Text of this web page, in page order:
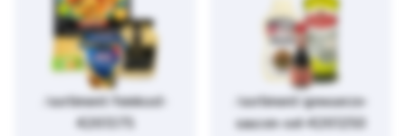
/sortiment/feinkost-
4261375
/sortiment/gewuerze-
saucen-oel-4261250